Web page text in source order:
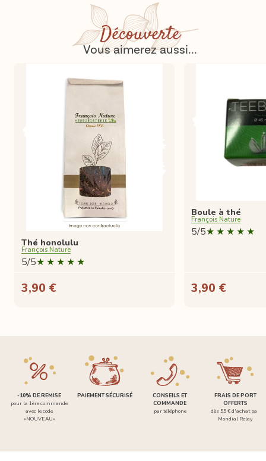
Découverte
Vous aimerez aussi...
Thé honolulu
François Nature
5/5
3,90 €
Boule à thé
François Nature
5/5
3,90 €
-10% DE REMISE
pour la 1ère commande
avec le code
«NOUVEAU»
PAIEMENT SÉCURISÉ
CONSEILS ET
COMMANDE
par téléphone
FRAIS DE PORT
OFFERTS
dès 55 € d'achat par
Mondial Relay